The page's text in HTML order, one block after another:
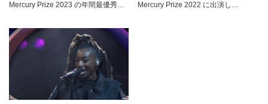
Mercury Prize 2023 の年間最優秀…
Mercury Prize 2022 に出演し…